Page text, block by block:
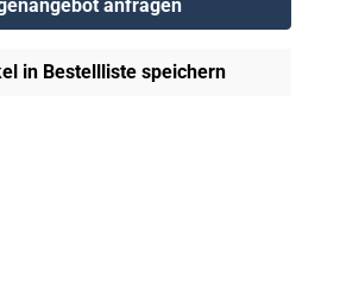
anfragen
in Bestellliste speichern